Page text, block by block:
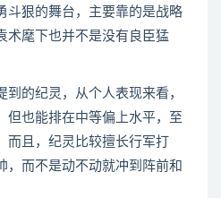
斗狠的舞台，主要靠的是战略
术麾下也并不是没有良臣猛
的纪灵，从个人表现来看，
但也能排在中等偏上水平，至
且，纪灵比较擅长行军打
，而不是动不动就冲到阵前和